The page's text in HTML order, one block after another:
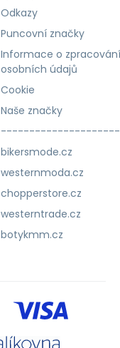
Odkazy
Puncovní značky
Informace o zpracování
osobních údajů
Cookie
Naše značky
bikersmode.cz
westernmoda.cz
chopperstore.cz
westerntrade.cz
botykmm.cz